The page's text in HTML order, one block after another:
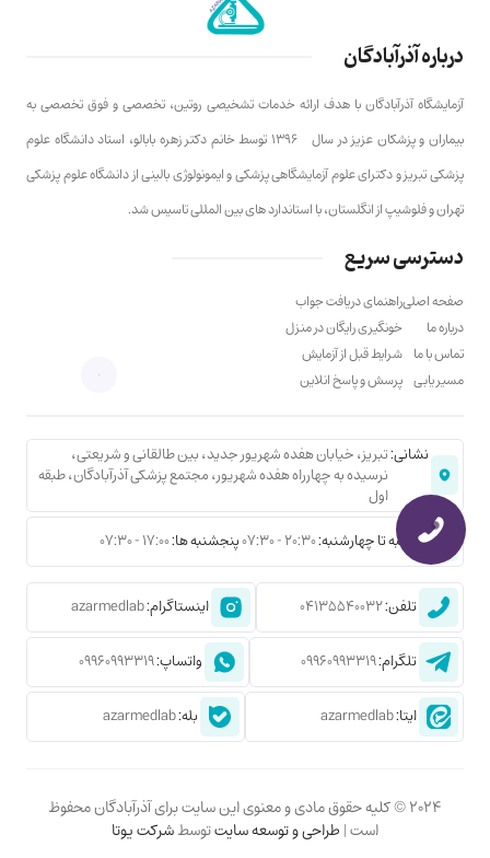
درباره آذرآبادگان
آزمایشگاه آذرآبادگان با هدف ارائه خدمات تشخیصی روتین، تخصصی و فوق تخصصی به
بیماران و پزشکان عزیز در سال ۱۳۹۶ توسط خانم دکتر زهره بابالو، استاد دانشگاه علوم
پزشکی تبریز و دکترای علوم آزمایشگاهی پزشکی و ایمونولوژی بالینی از دانشگاه علوم پزشکی
تهران و فلوشیپ از انگلستان، با استاندارد های بین المللی تاسیس شد.
دسترسی سریع
صفحه اصلی
درباره ما
تماس با ما
مسیر یابی
راهنمای دریافت جواب
خونگیری رایگان در منزل
شرایط قبل از آزمایش
پرسش و پاسخ انلاین
نشانی:تبریز، خیابان هفده شهریور جدید، بین طالقانی و شریعتی،
نرسیده به چهارراه هفده شهریور، مجتمع پزشکی آذرآبادگان، طبقه
اول
شنبه تا چهارشنبه:20:30 - 07:30 پنجشنبه ها:17:00 - 07:30
تلفن:04135540032 اینستاگرام:azarmedlab
تلگرام:09960993319 واتساپ:09960993319
ایتا:azarmedlab بله:azarmedlab
2024 © کلیه حقوق مادی و معنوی این سایت برای آذرآبادگان محفوظ
است |طراحی و توسعه سایتتوسطشرکت یوتا